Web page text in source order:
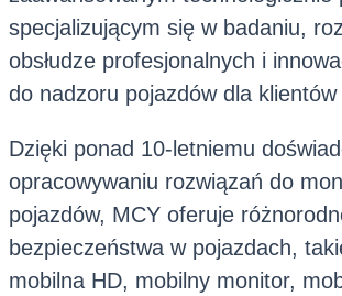
specjalizującym się w badaniu,
obsłudze profesjonalnych i
do nadzoru pojazdów dla klientów
Dzięki ponad 10-letniemu
opracowywaniu rozwiązań do
pojazdów, MCY oferuje
bezpieczeństwa w pojazdach,
mobilna HD, mobilny monitor,